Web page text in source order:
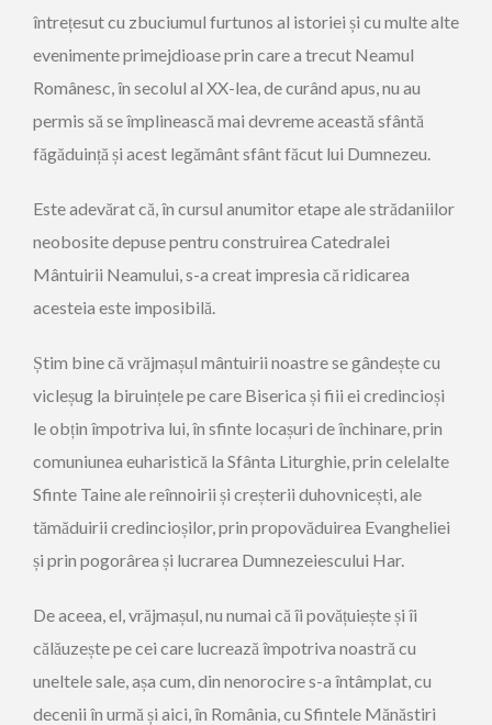
întrețesut cu zbuciumul furtunos al istoriei și cu multe alte
evenimente primejdioase prin care a trecut Neamul
Românesc, în secolul al XX-lea, de curând apus, nu au
permis să se împlinească mai devreme această sfântă
făgăduință și acest legământ sfânt făcut lui Dumnezeu.
Este adevărat că, în cursul anumitor etape ale strădaniilor
neobosite depuse pentru construirea Catedralei
Mântuirii Neamului, s-a creat impresia că ridicarea
acesteia este imposibilă.
Știm bine că vrăjmașul mântuirii noastre se gândește cu
vicleșug la biruințele pe care Biserica și fiii ei credincioși
le obțin împotriva lui, în sfinte locașuri de închinare, prin
comuniunea euharistică la Sfânta Liturghie, prin celelalte
Sfinte Taine ale reînnoirii și creșterii duhovnicești, ale
tămăduirii credincioșilor, prin propovăduirea Evangheliei
și prin pogorârea și lucrarea Dumnezeiescului Har.
De aceea, el, vrăjmașul, nu numai că îi povățuiește și îi
călăuzește pe cei care lucrează împotriva noastră cu
uneltele sale, așa cum, din nenorocire s-a întâmplat, cu
decenii în urmă și aici, în România, cu Sfintele Mănăstiri